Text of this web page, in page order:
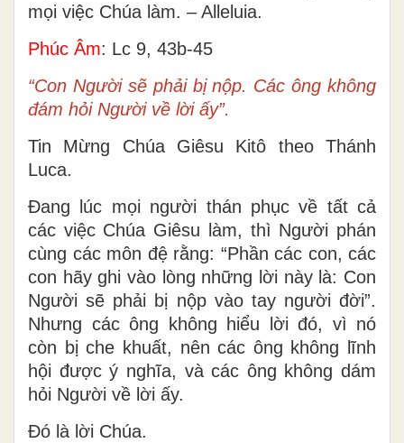
mọi việc Chúa làm. – Alleluia.
Phúc Âm: Lc 9, 43b-45
“Con Người sẽ phải bị nộp. Các ông không
đám hỏi Người về lời ấy”.
Tin Mừng Chúa Giêsu Kitô theo Thánh
Luca.
Ðang lúc mọi người thán phục về tất cả
các việc Chúa Giêsu làm, thì Người phán
cùng các môn đệ rằng: “Phần các con, các
con hãy ghi vào lòng những lời này là: Con
Người sẽ phải bị nộp vào tay người đời”.
Nhưng các ông không hiểu lời đó, vì nó
còn bị che khuất, nên các ông không lĩnh
hội được ý nghĩa, và các ông không dám
hỏi Người về lời ấy.
Ðó là lời Chúa.